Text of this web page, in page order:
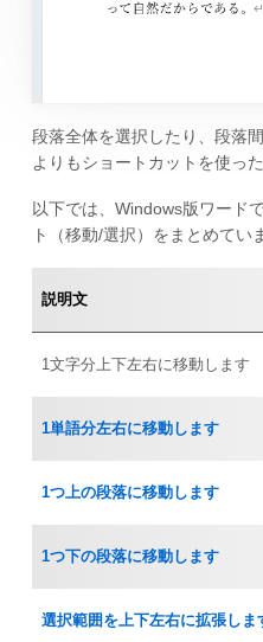
段落全体を選択したり、段落
よりもショートカットを使っ
以下では、Windows版ワード
ト（移動/選択）をまとめてい
説明文
1文字分上下左右に移動します
1単語分左右に移動します
1つ上の段落に移動します
1つ下の段落に移動します
選択範囲を上下左右に拡張しま